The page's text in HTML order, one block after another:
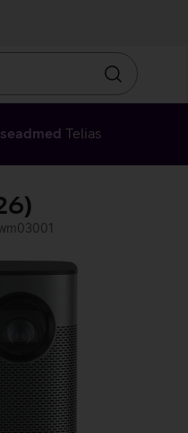
Otsin
Telias